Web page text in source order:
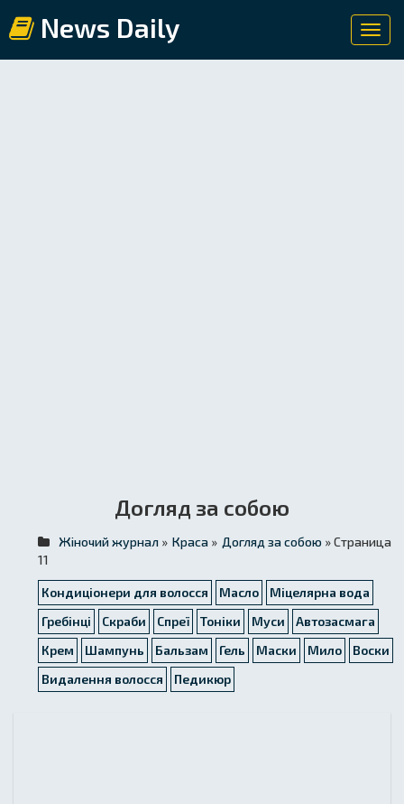
News Daily
Догляд за собою
Жіночий журнал » Краса » Догляд за собою » Страница
11
Кондиціонери для волосся Масло
Міцелярна вода
Гребінці
Скраби Спреї Тоніки Муси
Автозасмага
Крем
Шампунь Бальзам Гель Маски Мило
Воски
Видалення волосся
Педикюр